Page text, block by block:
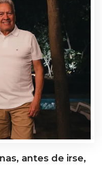
antes de irse,